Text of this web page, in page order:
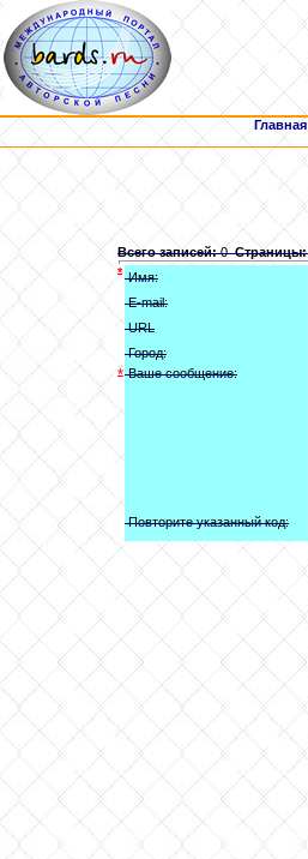
Главная
Всего записей:0
*Имя:
E-mail:
URL
Город:
*Ваше сообщение:
Повторите указанный код: